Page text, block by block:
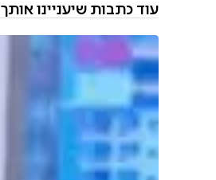
עוד כתבות שיעניינו אותך